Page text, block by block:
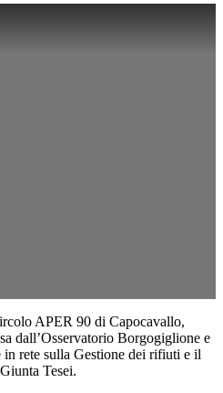
APER 90 di Capocavallo,
dall’Osservatorio Borgogiglione e
in rete sulla Gestione dei rifiuti e il
Tesei.